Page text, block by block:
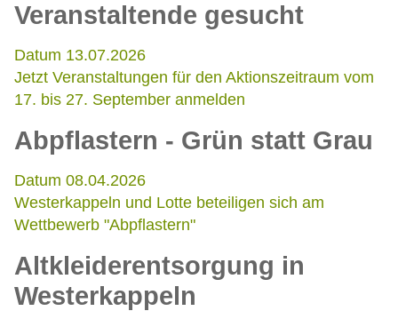
Veranstaltende gesucht
Datum 13.07.2026
Jetzt Veranstaltungen für den Aktionszeitraum vom
17. bis 27. September anmelden
Abpflastern - Grün statt Grau
Datum 08.04.2026
Westerkappeln und Lotte beteiligen sich am
Wettbewerb "Abpflastern"
Altkleiderentsorgung in
Westerkappeln